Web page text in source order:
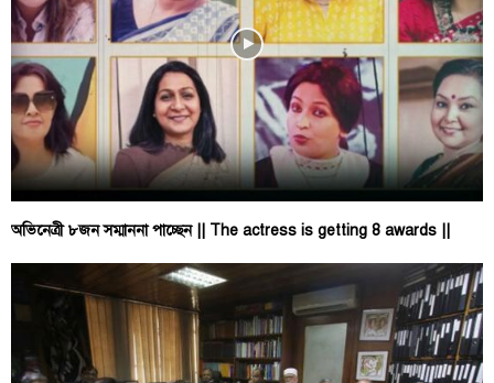
অভিনেত্রী ৮জন সম্মাননা পাচ্ছেন || The actress is getting 8 awards ||